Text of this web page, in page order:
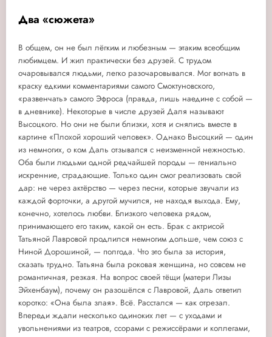
Два «сюжета»
В общем, он не был лёгким и любезным — этаким всеобщим
любимцем. И жил практически без друзей. С трудом
очаровывался людьми, легко разочаровывался. Мог вогнать в
краску едкими комментариями самого Смоктуновского,
«развенчать» самого Эфроса (правда, лишь наедине с собой —
в дневнике). Некоторые в числе друзей Даля называют
Высоцкого. Но они не были близки, хотя и снялись вместе в
картине «Плохой хороший человек». Однако Высоцкий — один
из немногих, о ком Даль отзывался с неизменной нежностью.
Оба были людьми одной редчайшей породы — гениально
искренние, страдающие. Только один смог реализовать свой
дар: не через актёрство — через песни, которые звучали из
каждой форточки, а другой мучился, не находя выхода. Ему,
конечно, хотелось любви. Близкого человека рядом,
принимающего его таким, какой он есть. Брак с актрисой
Татьяной Лавровой продлился немногим дольше, чем союз с
Ниной Дорошиной, — полгода. Что это была за история,
сказать трудно. Татьяна была роковая женщина, но совсем не
романтичная, резкая. На вопрос своей тёщи (матери Лизы
Эйхенбаум), почему он разошёлся с Лавровой, Даль ответил
коротко: «Она была злая». Всё. Расстался — как отрезал.
Впереди ждали несколько одиноких лет — с уходами и
увольнениями из театров, ссорами с режиссёрами и коллегами,